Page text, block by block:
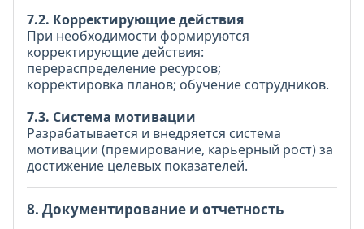
7.2. Корректирующие действия
При необходимости формируются
корректирующие действия:
перераспределение ресурсов;
корректировка планов; обучение сотрудников.
7.3. Система мотивации
Разрабатывается и внедряется система
мотивации (премирование, карьерный рост) за
достижение целевых показателей.
8. Документирование и отчетность